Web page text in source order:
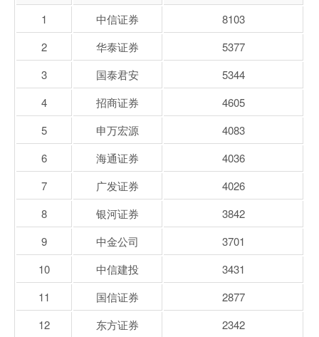
1 中信证券
8103
2
华泰证券
5377
3
国泰君安
5344
4
招商证券
4605
5
申万宏源
4083
6
海通证券
4036
7
广发证券
4026
8
银河证券
3842
9
中金公司
3701
10
中信建投
3431
11
国信证券
2877
12
东方证券
2342